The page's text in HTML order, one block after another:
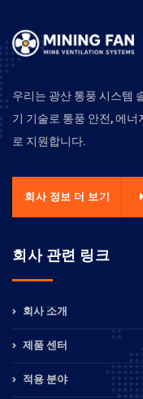
우리는 광산 통풍 시스템
기 기술로 통풍 안전, 에
로 지원합니다.
회사 정보 더 보기
회사 관련 링크
회사 소개
제품 센터
적용 분야